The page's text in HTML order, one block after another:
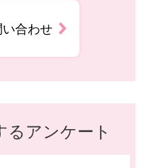
い合わせ
るアンケート